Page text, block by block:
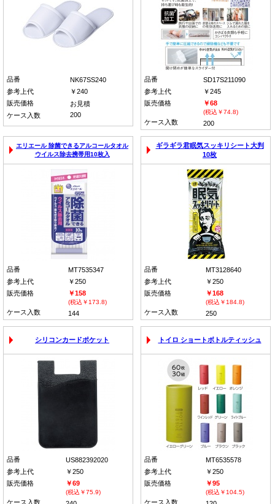
品番
NK67SS240
参考上代
￥240
販売価格
お見積
ケース入数
200
品番
SD17S211090
参考上代
￥245
販売価格
￥68
(税込￥74.8)
ケース入数 200
エリエール 除菌できるアルコールタオル
ウイルス除去携帯用10枚入
品番
MT7535347
参考上代
￥250
販売価格
￥158
(税込￥173.8)
ケース入数 144
ギラギラ君眠気スッキリシート大判
10枚
品番
MT3128640
参考上代
￥250
販売価格
￥168
(税込￥184.8)
ケース入数 250
シリコンカードポケット
品番
US882392020
参考上代
￥250
販売価格
￥69
(税込￥75.9)
ケース入数
トイロ ショートボトルティッシュ
品番
MT6535578
参考上代
￥250
販売価格
￥95
(税込￥104.5)
ケース入数